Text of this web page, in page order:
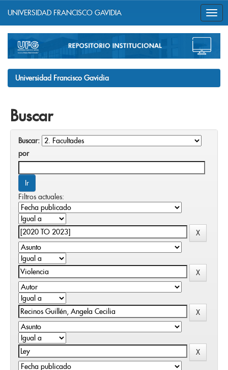
navigation
UNIVERSIDAD FRANCISCO GAVIDIA
Universidad Francisco Gavidia
Buscar
Buscar:
por
Filtros actuales: